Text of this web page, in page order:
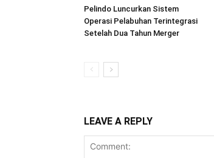
Pelindo Luncurkan Sistem
Operasi Pelabuhan Terintegrasi
Setelah Dua Tahun Merger
LEAVE A REPLY